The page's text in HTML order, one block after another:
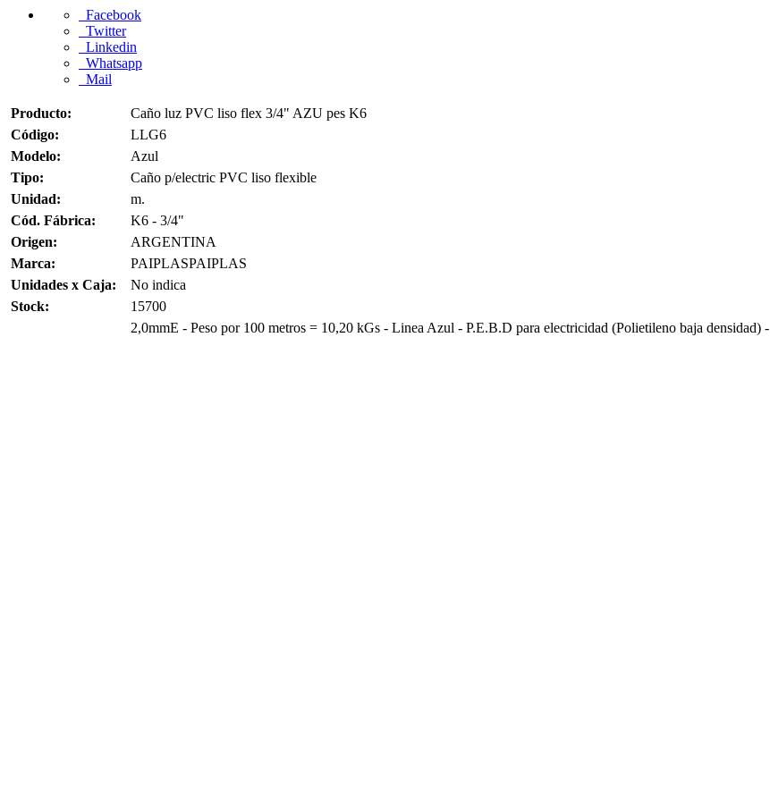
Facebook
Twitter
Linkedin
Whatsapp
Mail
Producto:
Caño luz PVC liso flex 3/4" AZU pes K6
Código:
LLG6
Modelo:
Azul
Tipo:
Caño p/electric PVC liso flexible
Unidad:
m.
Cód. Fábrica:
K6 - 3/4"
Origen:
ARGENTINA
Marca:
PAIPLASPAIPLAS
Unidades x Caja:
No indica
Stock:
15700
2,0mmE - Peso por 100 metros = 10,20 kGs - Linea Azul - P.E.B.D para electricidad (Polietileno baja densidad) -